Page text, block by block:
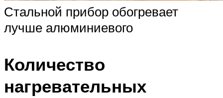
Стальной прибор обогревает
лучше алюминиевого
Количество
нагревательных